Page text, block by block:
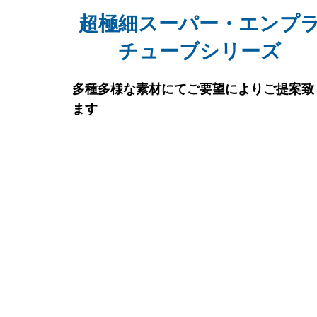
超極細スーパー・エンプ
チューブシリーズ
多種多様な素材にてご要望によりご提案致
ます